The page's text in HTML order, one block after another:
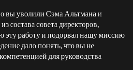
вы уволили Сэма Альтмана и
состава совета директоров,
эту работу и подорвал нашу миссию
дало понять, что вы не
для руководства